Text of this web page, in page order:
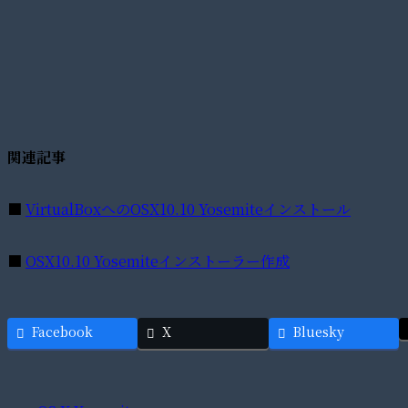
関連記事
■ VirtualBoxへのOSX10.10 Yosemiteインストール
■ OSX10.10 Yosemiteインストーラー作成
Facebook X Bluesky